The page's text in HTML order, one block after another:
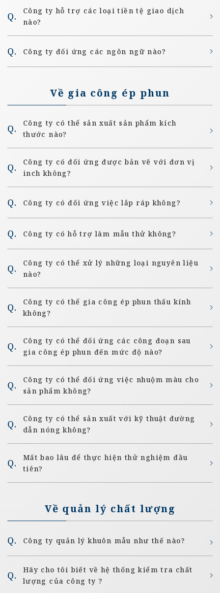
Công ty hỗ trợ các loại tiền tệ giao dịch
nào?
Công ty đối ứng các ngôn ngữ nào?
Về gia công ép phun
Công ty có thể sản xuất sản phẩm kích
thước nào?
Công ty có đối ứng được bản vẽ với đơn vị
inch không?
Công ty có đối ứng việc lắp ráp không?
Công ty có hỗ trợ làm mẫu thử không?
Công ty có thể xử lý những loại nguyên liệu
nào?
Công ty có thể gia công ép phun thấu kính
không?
Công ty có thể đối ứng các công đoạn sau
gia công ép phun đến mức độ nào?
Công ty có thể đối ứng việc nhuộm màu cho
sản phẩm không?
Công ty có thể sản xuất với kỹ thuật đường
dẫn nóng không?
Mất bao lâu để thực hiện thử nghiệm đầu
tiên?
Về quản lý chất lượng
Công ty quản lý khuôn mẫu như thế nào?
Hãy cho tôi biết về hệ thống kiểm tra chất
lượng của công ty ?